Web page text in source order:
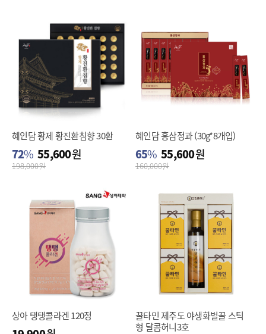
혜인담 황제 황진환침향 30환
72% 55,600원
198,000원
혜인담 홍삼정과 (30g*8개입)
65% 55,600원
160,000원
상아 탱탱콜라겐 120정
꿀타민 제주도 야생화벌꿀 스틱
형 달콤허니3호